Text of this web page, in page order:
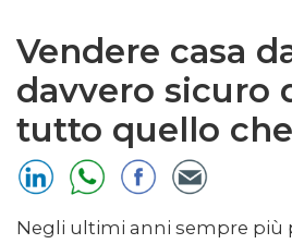
Vendere casa
davvero sicuro
tutto quello
Negli ultimi anni sempre più